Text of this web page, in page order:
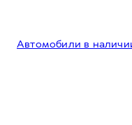
Автомобили в